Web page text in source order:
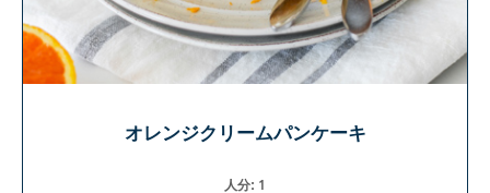
オレンジクリームパンケーキ
人分: 1